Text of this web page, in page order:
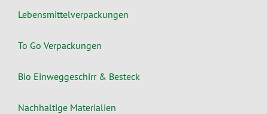
Lebensmittelverpackungen
To Go Verpackungen
Bio Einweggeschirr & Besteck
Nachhaltige Materialien